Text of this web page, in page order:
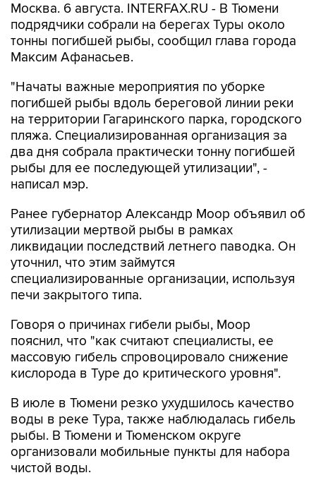
Москва. 6 августа. INTERFAX.RU - В Тюмени
подрядчики собрали на берегах Туры около
тонны погибшей рыбы, сообщил глава города
Максим Афанасьев.
"Начаты важные мероприятия по уборке
погибшей рыбы вдоль береговой линии реки
на территории Гагаринского парка, городского
пляжа. Специализированная организация за
два дня собрала практически тонну погибшей
рыбы для ее последующей утилизации", -
написал мэр.
Ранее губернатор Александр Моор объявил об
утилизации мертвой рыбы в рамках
ликвидации последствий летнего паводка. Он
уточнил, что этим займутся
специализированные организации, используя
печи закрытого типа.
Говоря о причинах гибели рыбы, Моор
пояснил, что "как считают специалисты, ее
массовую гибель спровоцировало снижение
кислорода в Туре до критического уровня".
В июле в Тюмени резко ухудшилось качество
воды в реке Тура, также наблюдалась гибель
рыбы. В Тюмени и Тюменском округе
организовали мобильные пункты для набора
чистой воды.